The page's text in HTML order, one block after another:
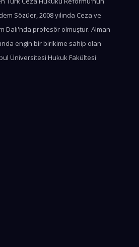
Sözüer, 2008 yılında Ceza ve
Dalı'nda profesör olmuştur. Alman
engin bir birikime sahip olan
Üniversitesi Hukuk Fakültesi